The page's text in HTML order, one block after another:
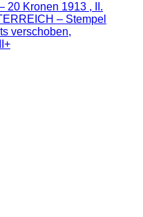
20 Kronen 1913 , II.
– Stempel
verschoben,